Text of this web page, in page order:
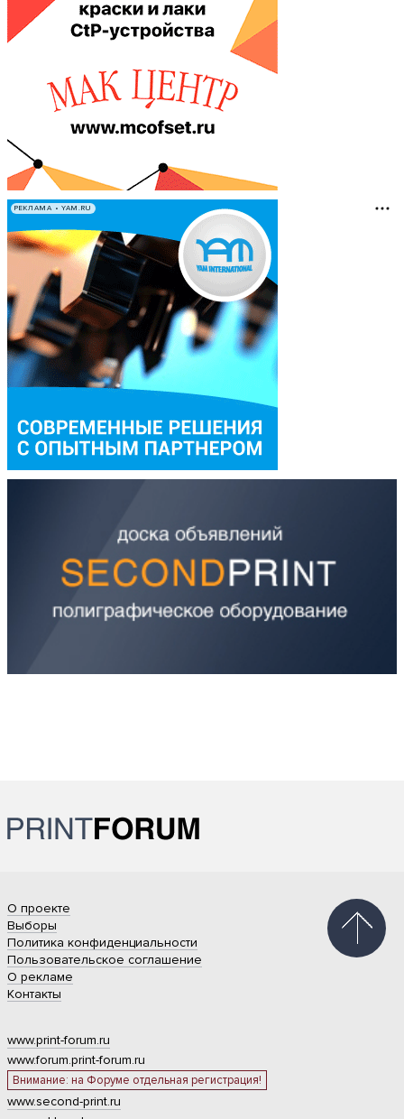
РЕКЛАМА • YAM.RU
О проекте
Выборы
Политика конфиденциальности
Пользовательское соглашение
О рекламе
Контакты
www.print-forum.ru
www.forum.print-forum.ru
Внимание: на Форуме отдельная регистрация!
www.second-print.ru